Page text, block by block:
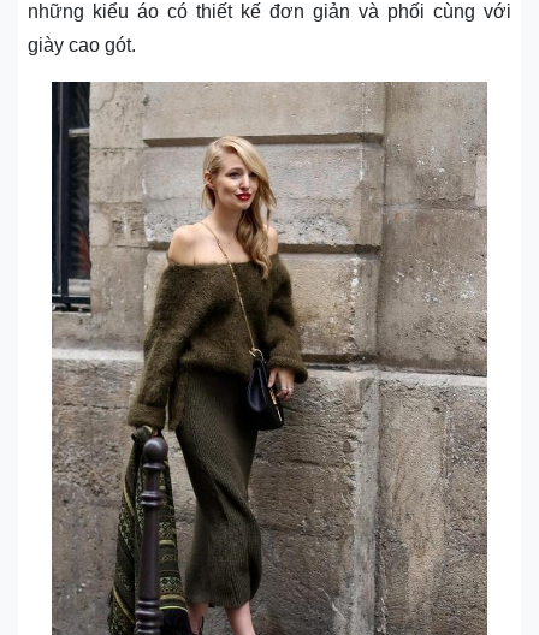
những kiểu áo có thiết kế đơn giản và phối cùng với
giày cao gót.